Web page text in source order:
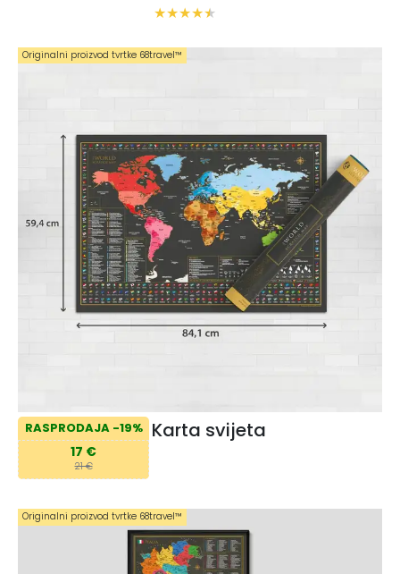
RASPRODAJA -19%
17 €
21 €
Karta svijeta
Originalni proizvod tvrtke 68travel™️
Originalni proizvod tvrtke 68travel™️